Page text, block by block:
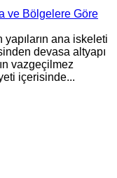
ve Bölgelere Göre
yapıların ana iskeleti
devasa altyapı
vazgeçilmez
içerisinde...